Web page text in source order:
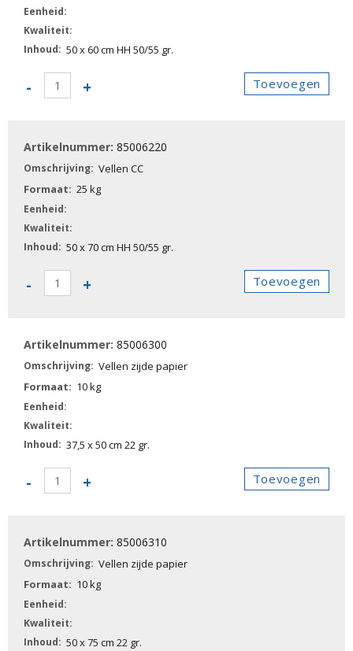
50 x 60 cm HH 50/55 gr.
-
85006210
aantal
+ Toevoegen
85006220
Vellen CC
25 kg
50 x 70 cm HH 50/55 gr.
-
85006220
aantal
+ Toevoegen
85006300
Vellen zijde papier
10 kg
37,5 x 50 cm 22 gr.
-
85006300
papier
aantal
+ Toevoegen
85006310
Vellen zijde papier
10 kg
50 x 75 cm 22 gr.